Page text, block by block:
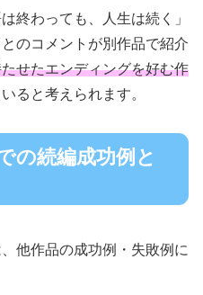
終わっても、人生は続く」
のコメントが別作品で紹介
せたエンディングを好む作
ると考えられます。
の続編成功例と
他作品の成功例・失敗例に